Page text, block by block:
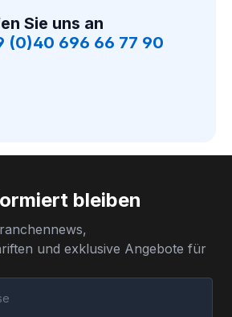
Sie uns an
(0)40 696 66 77 90
bleiben
und exklusive Angebote für